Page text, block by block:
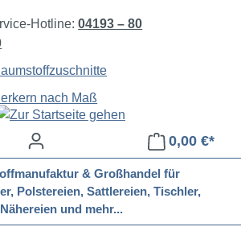
Hotline:04193 – 80
nach Maß
0,00 €*
& Großhandel für
Polstereien, Sattlereien, Tischler,
Nähereien und mehr...